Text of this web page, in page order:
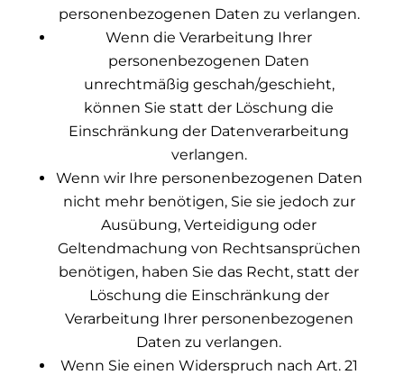
personenbezogenen Daten zu verlangen.
Wenn die Verarbeitung Ihrer
personenbezogenen Daten
unrechtmäßig geschah/geschieht,
können Sie statt der Löschung die
Einschränkung der Datenverarbeitung
verlangen.
Wenn wir Ihre personenbezogenen Daten
nicht mehr benötigen, Sie sie jedoch zur
Ausübung, Verteidigung oder
Geltendmachung von Rechtsansprüchen
benötigen, haben Sie das Recht, statt der
Löschung die Einschränkung der
Verarbeitung Ihrer personenbezogenen
Daten zu verlangen.
Wenn Sie einen Widerspruch nach Art. 21